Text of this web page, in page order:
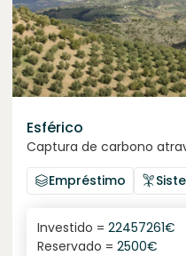
Esférico
Captura de carbono
Empréstimo
6.3%
juro anual
Investido = 22457261€
Reservado = 2500€